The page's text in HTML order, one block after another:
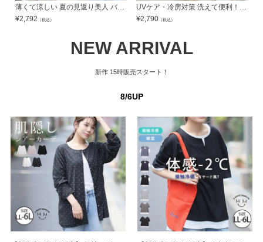
薄くて涼しい 夏の見返り美人 バック プリーツ カーデ | 大きいサイズの通販ならハッピーマリリン
¥2,792 （税込）
UVケア・冷房対策 洗えて便利！ サラっとひんやり カーディガン | 大きいサイズの通販ならハッピーマリリン
¥2,790 （税込）
NEW ARRIVAL
新作 15時販売スタート！
8/6UP